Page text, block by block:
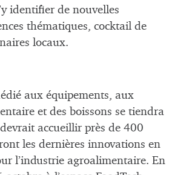
identifier de nouvelles
thématiques, cocktail de
locaux.
aux équipements, aux
et des boissons se tiendra
accueillir près de 400
les dernières innovations en
l’industrie agroalimentaire. En